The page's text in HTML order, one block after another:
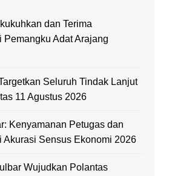
dan Terima
Pemangku Adat Arajang
Seluruh Tindak Lanjut
11 Agustus 2026
Kenyamanan Petugas dan
Akurasi Sensus Ekonomi 2026
Wujudkan Polantas